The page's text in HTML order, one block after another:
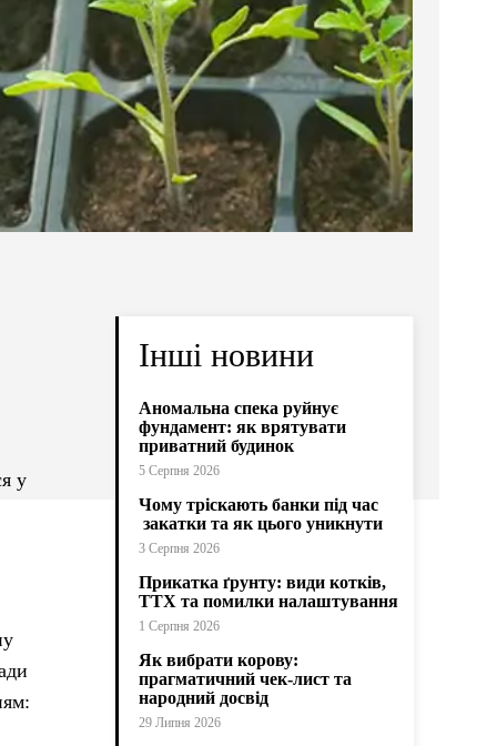
у
Інші новини
Аномальна спека руйнує
фундамент: як врятувати
приватний будинок
5 Серпня 2026
Чому тріскають банки під час
закатки та як цього уникнути
3 Серпня 2026
Прикатка ґрунту: види котків,
ТТХ та помилки налаштування
1 Серпня 2026
Як вибрати корову:
прагматичний чек-лист та
народний досвід
29 Липня 2026